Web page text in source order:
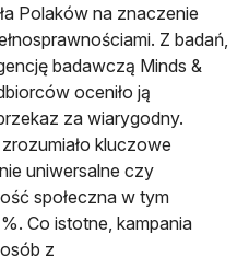
Polaków na znaczenie
Z badań,
badawczą Minds &
oceniło ją
za wiarygodny.
kluczowe
uniwersalne czy
społeczna w tym
Co istotne, kampania
z